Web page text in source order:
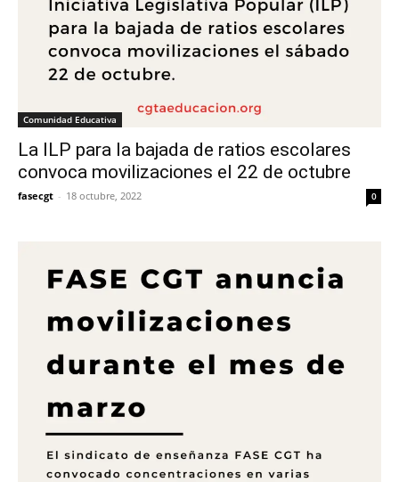
Comunidad Educativa
La ILP para la bajada de ratios escolares
convoca movilizaciones el 22 de octubre
fasecgt - 18 octubre, 2022 0